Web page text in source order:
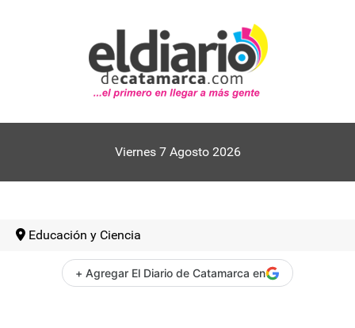
Viernes 7 Agosto 2026
Educación y Ciencia
+ Agregar El Diario de Catamarca en